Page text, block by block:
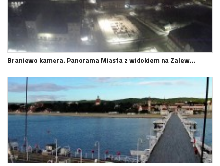
Braniewo kamera. Panorama Miasta z widokiem na Zalew…